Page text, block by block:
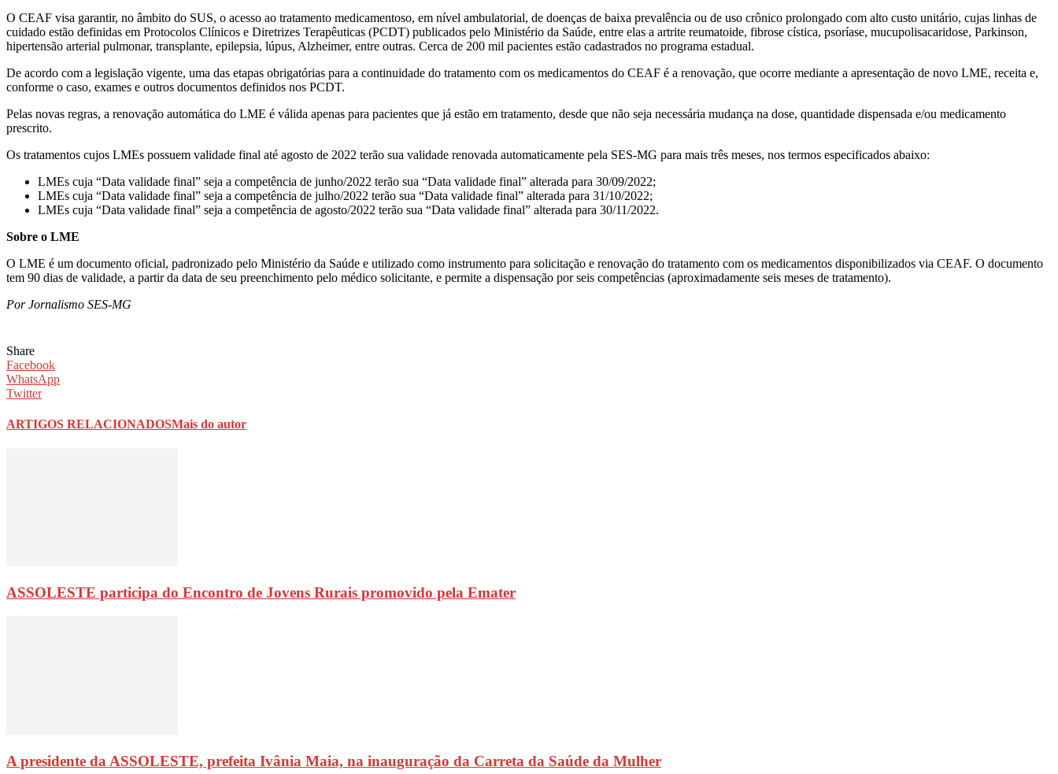
O CEAF visa garantir, no âmbito do SUS, o acesso ao tratamento medicamentoso, em nível ambulatorial, de doenças de baixa prevalência ou de uso crônico prolongado com alto custo unitário, cujas linhas de
cuidado estão definidas em Protocolos Clínicos e Diretrizes Terapêuticas (PCDT) publicados pelo Ministério da Saúde, entre elas a artrite reumatoide, fibrose cística, psoríase, mucupolisacaridose, Parkinson,
hipertensão arterial pulmonar, transplante, epilepsia, lúpus, Alzheimer, entre outras. Cerca de 200 mil pacientes estão cadastrados no programa estadual.
De acordo com a legislação vigente, uma das etapas obrigatórias para a continuidade do tratamento com os medicamentos do CEAF é a renovação, que ocorre mediante a apresentação de novo LME, receita e,
conforme o caso, exames e outros documentos definidos nos PCDT.
Pelas novas regras, a renovação automática do LME é válida apenas para pacientes que já estão em tratamento, desde que não seja necessária mudança na dose, quantidade dispensada e/ou medicamento
prescrito.
Os tratamentos cujos LMEs possuem validade final até agosto de 2022 terão sua validade renovada automaticamente pela SES-MG para mais três meses, nos termos especificados abaixo:
LMEs cuja “Data validade final” seja a competência de junho/2022 terão sua “Data validade final” alterada para 30/09/2022;
LMEs cuja “Data validade final” seja a competência de julho/2022 terão sua “Data validade final” alterada para 31/10/2022;
LMEs cuja “Data validade final” seja a competência de agosto/2022 terão sua “Data validade final” alterada para 30/11/2022.
Sobre o LME
O LME é um documento oficial, padronizado pelo Ministério da Saúde e utilizado como instrumento para solicitação e renovação do tratamento com os medicamentos disponibilizados via CEAF. O documento
tem 90 dias de validade, a partir da data de seu preenchimento pelo médico solicitante, e permite a dispensação por seis competências (aproximadamente seis meses de tratamento).
Por Jornalismo SES-MG
Share
Facebook
WhatsApp
Twitter
ARTIGOS RELACIONADOSMais do autor
ASSOLESTE participa do Encontro de Jovens Rurais promovido pela Emater
A presidente da ASSOLESTE, prefeita Ivânia Maia, na inauguração da Carreta da Saúde da Mulher